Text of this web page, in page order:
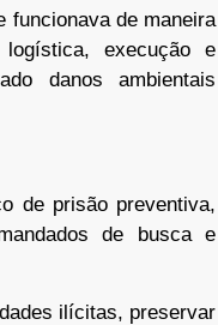
funcionava de maneira
execução e
danos ambientais
de prisão preventiva,
de busca e
ilícitas, preservar